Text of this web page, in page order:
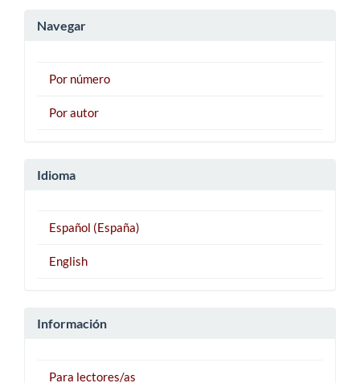
Navegar
Por número
Por autor
Idioma
Español (España)
English
Información
Para lectores/as